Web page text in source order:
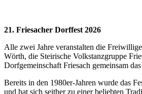
21. Friesacher Dorffest 2026
Alle zwei Jahre veranstalten die
Wörth, die Steirische Volkstanzgruppe
Dorfgemeinschaft Friesach gemeinsam
Bereits in den 1980er-Jahren wurde das
und hat sich seither zu einer beliebten